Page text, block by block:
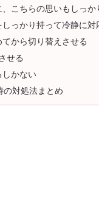
こちらの思いもしっか
っかり持って冷静に対
から切り替えさせる
せる
しかない
の対処法まとめ